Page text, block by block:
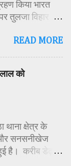
किया भारत
तुलजा विहार
महोत्सव का
साज-सज्जा की
बाल विकास
कॉलेज
सेंधव,
कामाक्षी दुबे,
स्वीटी
READ MORE
को
थाना क्षेत्र के
और सनसनीखेज
है। करीब डेढ़